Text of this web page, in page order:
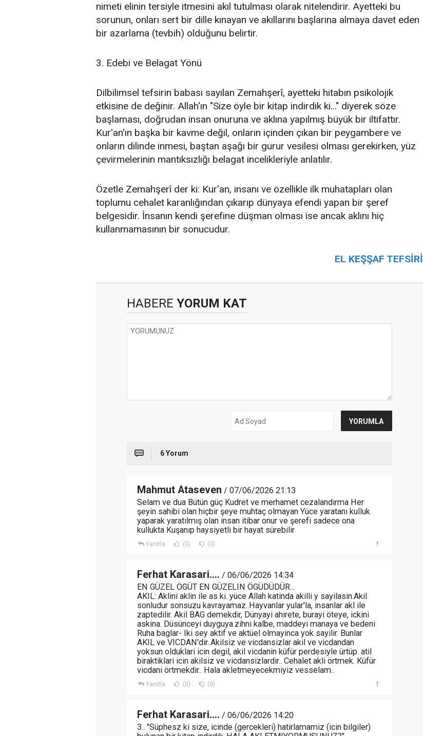
nimeti elinin tersiyle itmesini akıl tutulması olarak nitelendirir. Ayetteki bu
sorunun, onları sert bir dille kınayan ve akıllarını başlarına almaya davet eden
bir azarlama (tevbih) olduğunu belirtir.
3. Edebi ve Belagat Yönü
Dilbilimsel tefsirin babası sayılan Zemahşerî, ayetteki hitabın psikolojik
etkisine de değinir. Allah'ın "Size öyle bir kitap indirdik ki..." diyerek söze
başlaması, doğrudan insan onuruna ve aklına yapılmış büyük bir iltifattır.
Kur'an'ın başka bir kavme değil, onların içinden çıkan bir peygambere ve
onların dilinde inmesi, baştan aşağı bir gurur vesilesi olması gerekirken, yüz
çevirmelerinin mantıksızlığı belagat incelikleriyle anlatılır.
Özetle Zemahşerî der ki: Kur'an, insanı ve özellikle ilk muhatapları olan
toplumu cehalet karanlığından çıkarıp dünyaya efendi yapan bir şeref
belgesidir. İnsanın kendi şerefine düşman olması ise ancak aklını hiç
kullanmamasının bir sonucudur.
EL KEŞŞAF TEFSİRİ
HABERE YORUM KAT
6 Yorum
Mahmut Ataseven / 07/06/2026 21:13
Selam ve dua Bütün güç Kudret ve merhamet cezalandırma Her
şeyin sahibi olan hiçbir şeye muhtaç olmayan Yüce yaratanı kulluk
yaparak yaratılmış olan insan itibar onur ve şerefi sadece ona
kullukta Kuşanıp haysiyetli bir hayat sürebilir
Yanıtla (0) (0)
Ferhat Karasari.... / 06/06/2026 14:34
EN GÜZEL ÖGÜT EN GÜZELIN ÖGÜDÜDÜR...
AKIL: Aklini aklin ile as ki. yüce Allah katinda akilli y sayilasin.Akil
sonludur sonsuzu kavrayamaz..Hayvanlar yular'la, insanlar akl ile
zaptedilir. Akil BAG demekdir, Dünyayi ahirete, burayi öteye, ickini
askina. Düsünceyi duyguya.zihni kalbe, maddeyi manaya ve bedeni
Ruha baglar- Iki sey aktif ve aktüel olmayinca yok sayilir. Bunlar
AKIL ve VICDAN'dir..Akilsiz ve vicdansizlar akil ve vicdandan
yoksun olduklari icin degil, akil vicdanin küfür perdesiyle ürtüp. atil
biraktiklari icin akilsiz ve vicdansizlardir.. Cehalet akli örtmek. Küfür
vicdani örtmekdir.. Hala akletmeyecekmiyiz vesselam..
Yanıtla (0) (0)
Ferhat Karasari.... / 06/06/2026 14:20
3.. "Süphesz ki size, icinde (gercekleri) hatirlamamiz (icin bilgiler)